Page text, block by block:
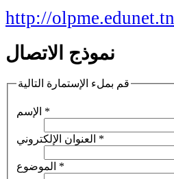
http://olpme.edunet.tn
نموذج الاتصال
قم بملء الإستمارة التالية
الإسم *
العنوان الإلكتروني *
الموضوع *